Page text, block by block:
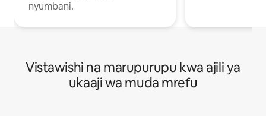
nyumbani.
Vistawishi na marupurupu kwa ajili ya
ukaaji wa muda mrefu